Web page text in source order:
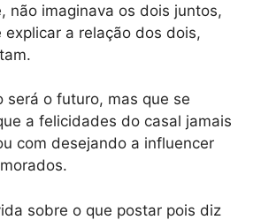
não imaginava os dois juntos,
explicar a relação dos dois,
será o futuro, mas que se
a felicidades do casal jamais
com desejando a influencer
sobre o que postar pois diz